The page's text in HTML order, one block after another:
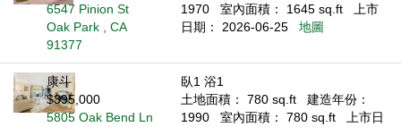
6547 Pinion St
Oak Park , CA
91377
1970
室內面積： 1645 sq.ft
上市
日期： 2026-06-25
地圖
康斗
$395,000
5805 Oak Bend Ln
臥1 浴1
土地面積： 780 sq.ft
建造年份：
1990
室內面積： 780 sq.ft
上市日